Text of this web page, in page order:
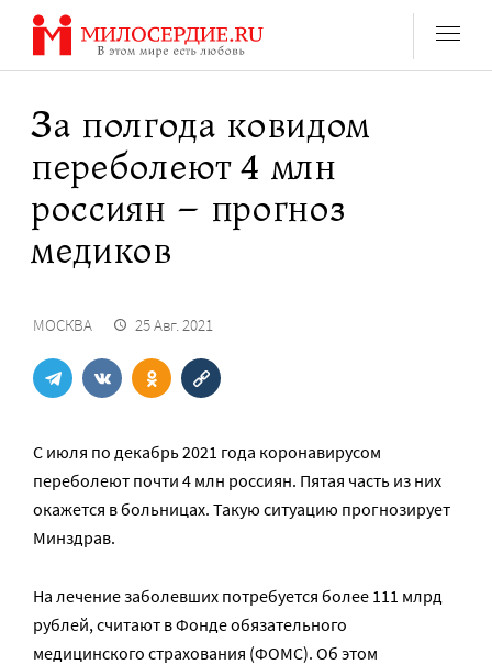
Перейти
содержанию
За полгода ковидом
переболеют 4 млн
россиян – прогноз
медиков
МОСКВА 25 Авг. 2021
С июля по декабрь 2021 года коронавирусом
переболеют почти 4 млн россиян. Пятая часть из них
окажется в больницах. Такую ситуацию прогнозирует
Минздрав.
На лечение заболевших потребуется более 111 млрд
рублей, считают в Фонде обязательного
медицинского страхования (ФОМС). Об этом